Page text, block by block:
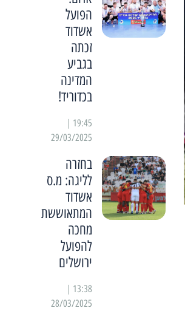
הפועל
אשדוד
זכתה
בגביע
המדינה
בכדוריד!
29/03/2025
בחזרה
לליגה: מ.ס
אשדוד
המתאוששת
מחכה
להפועל
ירושלים
28/03/2025